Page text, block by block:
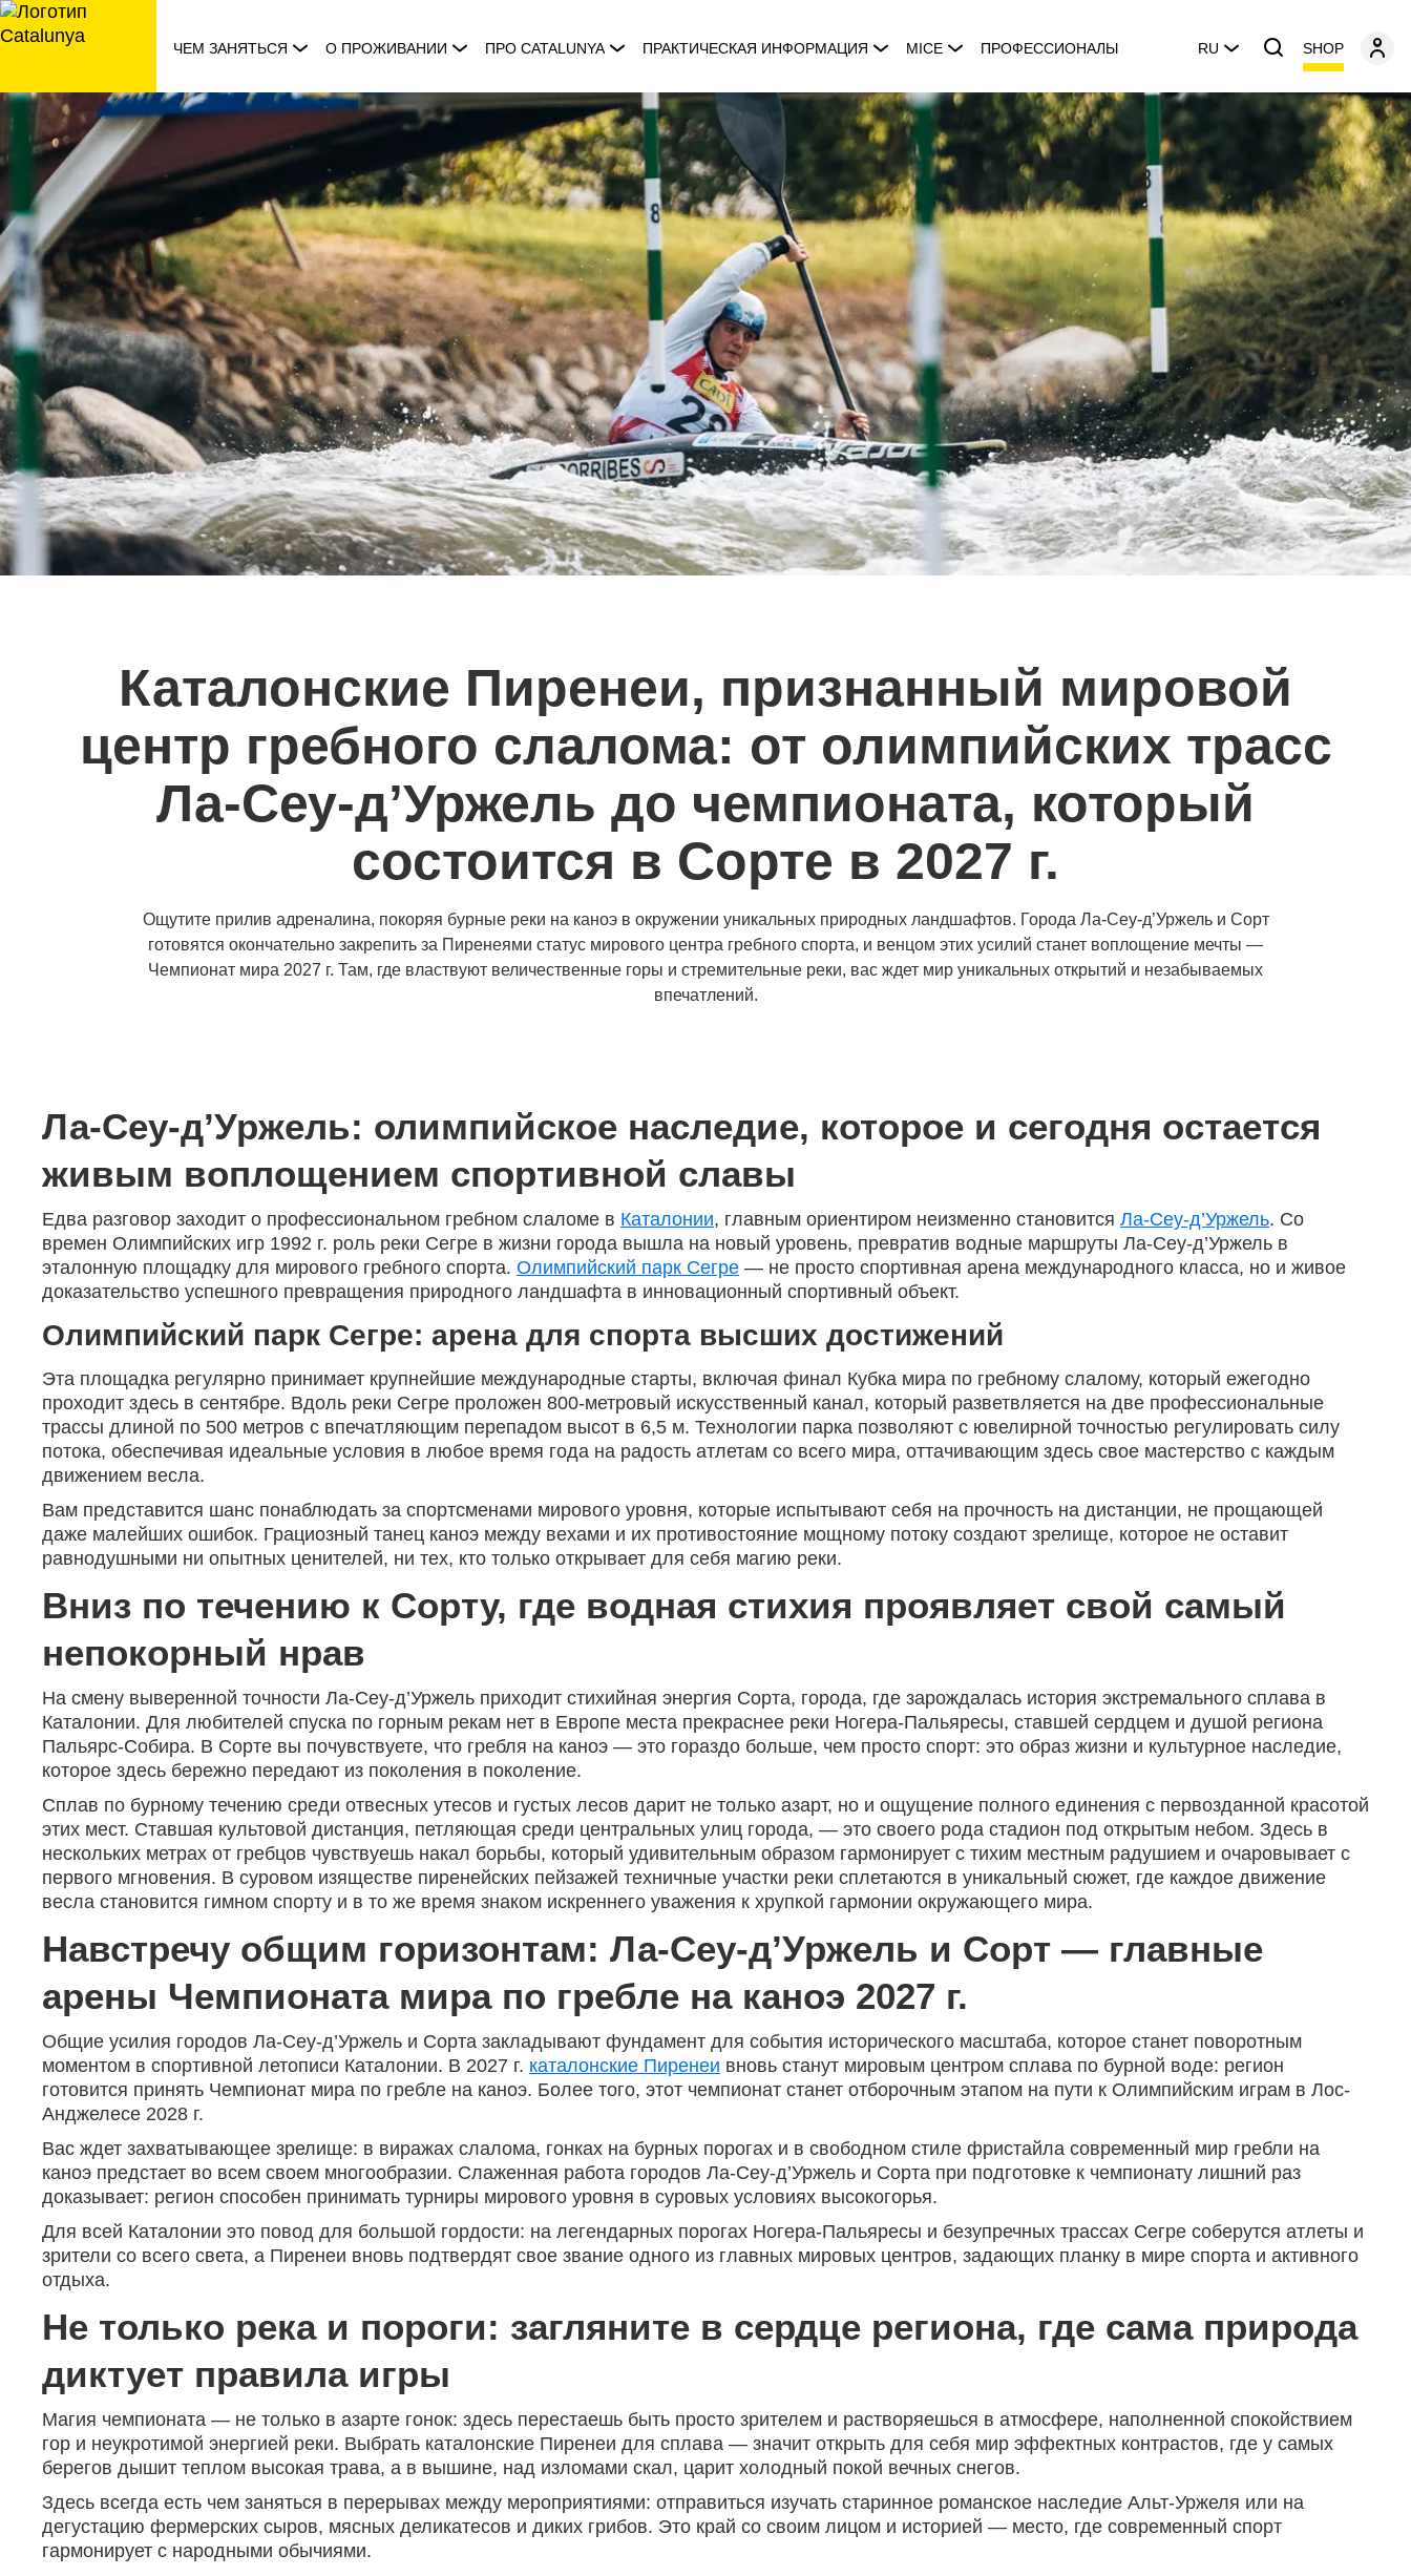
перейти
к
ЧЕМ ЗАНЯТЬСЯ О ПРОЖИВАНИИ ПРО CATALUNYA ПРАКТИЧЕСКАЯ ИНФОРМАЦИЯ MICE ПРОФЕССИОНАЛЫ RU SHOP
Каталонские Пиренеи, признанный мировой
центр гребного слалома: от олимпийских трасс
Ла-Сеу-д’Уржель до чемпионата, который
состоится в Сорте в 2027 г.
Ощутите прилив адреналина, покоряя бурные реки на каноэ в окружении уникальных природных ландшафтов. Города Ла-Сеу-д’Уржель и Сорт
готовятся окончательно закрепить за Пиренеями статус мирового центра гребного спорта, и венцом этих усилий станет воплощение мечты —
Чемпионат мира 2027 г. Там, где властвуют величественные горы и стремительные реки, вас ждет мир уникальных открытий и незабываемых
впечатлений.
Ла-Сеу-д’Уржель: олимпийское наследие, которое и сегодня остается
живым воплощением спортивной славы
Едва разговор заходит о профессиональном гребном слаломе в Каталонии, главным ориентиром неизменно становится Ла-Сеу-д’Уржель. Со
времен Олимпийских игр 1992 г. роль реки Сегре в жизни города вышла на новый уровень, превратив водные маршруты Ла-Сеу-д’Уржель в
эталонную площадку для мирового гребного спорта. Олимпийский парк Сегре — не просто спортивная арена международного класса, но и живое
доказательство успешного превращения природного ландшафта в инновационный спортивный объект.
Олимпийский парк Сегре: арена для спорта высших достижений
Эта площадка регулярно принимает крупнейшие международные старты, включая финал Кубка мира по гребному слалому, который ежегодно
проходит здесь в сентябре. Вдоль реки Сегре проложен 800-метровый искусственный канал, который разветвляется на две профессиональные
трассы длиной по 500 метров с впечатляющим перепадом высот в 6,5 м. Технологии парка позволяют с ювелирной точностью регулировать силу
потока, обеспечивая идеальные условия в любое время года на радость атлетам со всего мира, оттачивающим здесь свое мастерство с каждым
движением весла.
Вам представится шанс понаблюдать за спортсменами мирового уровня, которые испытывают себя на прочность на дистанции, не прощающей
даже малейших ошибок. Грациозный танец каноэ между вехами и их противостояние мощному потоку создают зрелище, которое не оставит
равнодушными ни опытных ценителей, ни тех, кто только открывает для себя магию реки.
Вниз по течению к Сорту, где водная стихия проявляет свой самый
непокорный нрав
На смену выверенной точности Ла-Сеу-д’Уржель приходит стихийная энергия Сорта, города, где зарождалась история экстремального сплава в
Каталонии. Для любителей спуска по горным рекам нет в Европе места прекраснее реки Ногера-Пальяресы, ставшей сердцем и душой региона
Пальярс-Собира. В Сорте вы почувствуете, что гребля на каноэ — это гораздо больше, чем просто спорт: это образ жизни и культурное наследие,
которое здесь бережно передают из поколения в поколение.
Сплав по бурному течению среди отвесных утесов и густых лесов дарит не только азарт, но и ощущение полного единения с первозданной красотой
этих мест. Ставшая культовой дистанция, петляющая среди центральных улиц города, — это своего рода стадион под открытым небом. Здесь в
нескольких метрах от гребцов чувствуешь накал борьбы, который удивительным образом гармонирует с тихим местным радушием и очаровывает с
первого мгновения. В суровом изяществе пиренейских пейзажей техничные участки реки сплетаются в уникальный сюжет, где каждое движение
весла становится гимном спорту и в то же время знаком искреннего уважения к хрупкой гармонии окружающего мира.
Навстречу общим горизонтам: Ла-Сеу-д’Уржель и Сорт — главные
арены Чемпионата мира по гребле на каноэ 2027 г.
Общие усилия городов Ла-Сеу-д’Уржель и Сорта закладывают фундамент для события исторического масштаба, которое станет поворотным
моментом в спортивной летописи Каталонии. В 2027 г. каталонские Пиренеи вновь станут мировым центром сплава по бурной воде: регион
готовится принять Чемпионат мира по гребле на каноэ. Более того, этот чемпионат станет отборочным этапом на пути к Олимпийским играм в Лос-
Анджелесе 2028 г.
Вас ждет захватывающее зрелище: в виражах слалома, гонках на бурных порогах и в свободном стиле фристайла современный мир гребли на
каноэ предстает во всем своем многообразии. Слаженная работа городов Ла-Сеу-д’Уржель и Сорта при подготовке к чемпионату лишний раз
доказывает: регион способен принимать турниры мирового уровня в суровых условиях высокогорья.
Для всей Каталонии это повод для большой гордости: на легендарных порогах Ногера-Пальяресы и безупречных трассах Сегре соберутся атлеты и
зрители со всего света, а Пиренеи вновь подтвердят свое звание одного из главных мировых центров, задающих планку в мире спорта и активного
отдыха.
Не только река и пороги: загляните в сердце региона, где сама природа
диктует правила игры
Магия чемпионата — не только в азарте гонок: здесь перестаешь быть просто зрителем и растворяешься в атмосфере, наполненной спокойствием
гор и неукротимой энергией реки. Выбрать каталонские Пиренеи для сплава — значит открыть для себя мир эффектных контрастов, где у самых
берегов дышит теплом высокая трава, а в вышине, над изломами скал, царит холодный покой вечных снегов.
Здесь всегда есть чем заняться в перерывах между мероприятиями: отправиться изучать старинное романское наследие Альт-Уржеля или на
дегустацию фермерских сыров, мясных деликатесов и диких грибов. Это край со своим лицом и историей — место, где современный спорт
гармонирует с народными обычиями.